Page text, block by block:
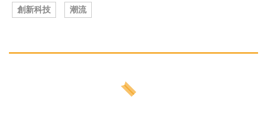
創新科技 潮流